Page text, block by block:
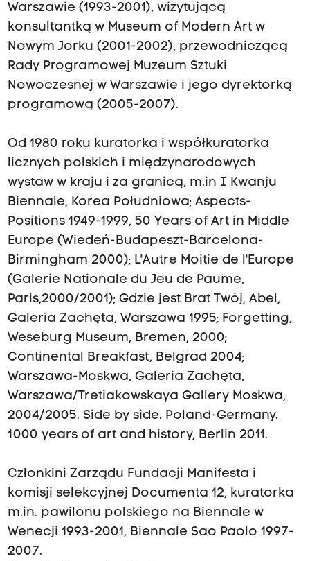
Warszawie (1993-2001), wizytującą
konsultantką w Museum of Modern Art w
Nowym Jorku (2001-2002), przewodniczącą
Rady Programowej Muzeum Sztuki
Nowoczesnej w Warszawie i jego dyrektorką
programową (2005-2007).
Od 1980 roku kuratorka i współkuratorka
licznych polskich i międzynarodowych
wystaw w kraju i za granicą, m.in I Kwanju
Biennale, Korea Południowa; Aspects-
Positions 1949-1999, 50 Years of Art in Middle
Europe (Wiedeń-Budapeszt-Barcelona-
Birmingham 2000); L'Autre Moitie de l'Europe
(Galerie Nationale du Jeu de Paume,
Paris,2000/2001); Gdzie jest Brat Twój, Abel,
Galeria Zachęta, Warszawa 1995; Forgetting,
Weseburg Museum, Bremen, 2000;
Continental Breakfast, Belgrad 2004;
Warszawa-Moskwa, Galeria Zachęta,
Warszawa/Tretiakowskaya Gallery Moskwa,
2004/2005. Side by side. Poland-Germany.
1000 years of art and history, Berlin 2011.
Członkini Zarządu Fundacji Manifesta i
komisji selekcyjnej Documenta 12, kuratorka
m.in. pawilonu polskiego na Biennale w
Wenecji 1993-2001, Biennale Sao Paolo 1997-
2007.